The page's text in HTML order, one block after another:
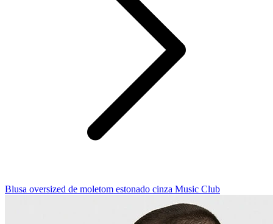
Blusa oversized de moletom estonado cinza Music Club